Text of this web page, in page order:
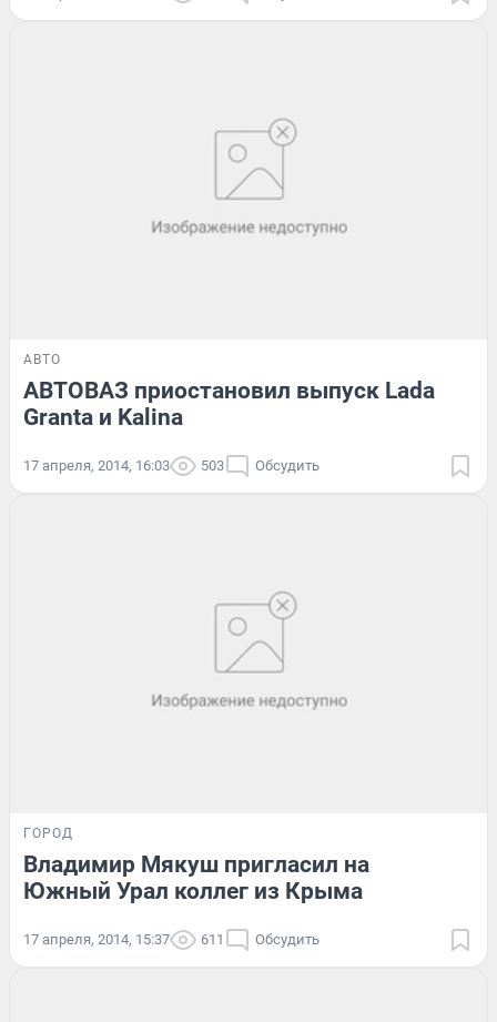
АВТО
АВТОВАЗ приостановил выпуск Lada
Granta и Kalina
17 апреля, 2014, 16:03 503 Обсудить
ГОРОД
Владимир Мякуш пригласил на
Южный Урал коллег из Крыма
17 апреля, 2014, 15:37 611 Обсудить